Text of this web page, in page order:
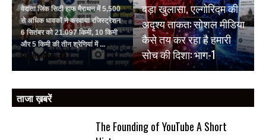
वेदांता जिंक सिटी हाफ मैराथन में 5,500
से अधिक धावकों ने करवाया रजिस्ट्रेशन
6 सितंबर को 21.097 किमी, 10 किमी
और 5 किमी की तीन श्रेणियां में ...
Read More
बड़ा खुलासा, एल्गोरिद्म की
अदृश्य ताकत: सोशल मीडिया
कैसे तय कर रहा है हमारी
सोच की दिशा: भाग-1
ताजा ख़बरें
The Founding of YouTube A Short